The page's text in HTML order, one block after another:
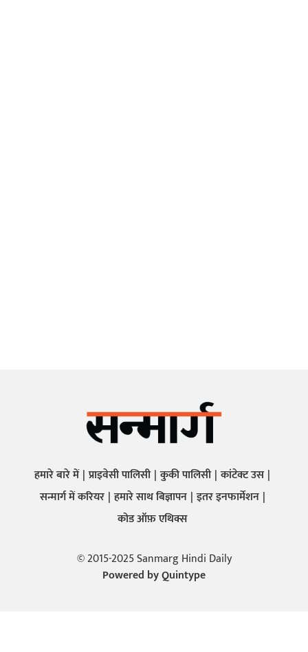
हमारे बारे में प्राइवेसी पालिसी कुकी पालिसी कांटेक्ट उस
सन्मार्ग में करियर हमारे साथ बिज्ञापन इतर इनफार्मेशन
कोड ऑफ़ एथिक्स
© 2015-2025 Sanmarg Hindi Daily
Powered byQuintype